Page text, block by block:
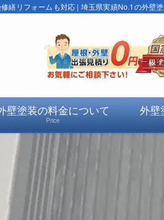
リフォームも対応 | 埼玉県実績No.1の外壁
壁塗装の料金について
Price
外壁